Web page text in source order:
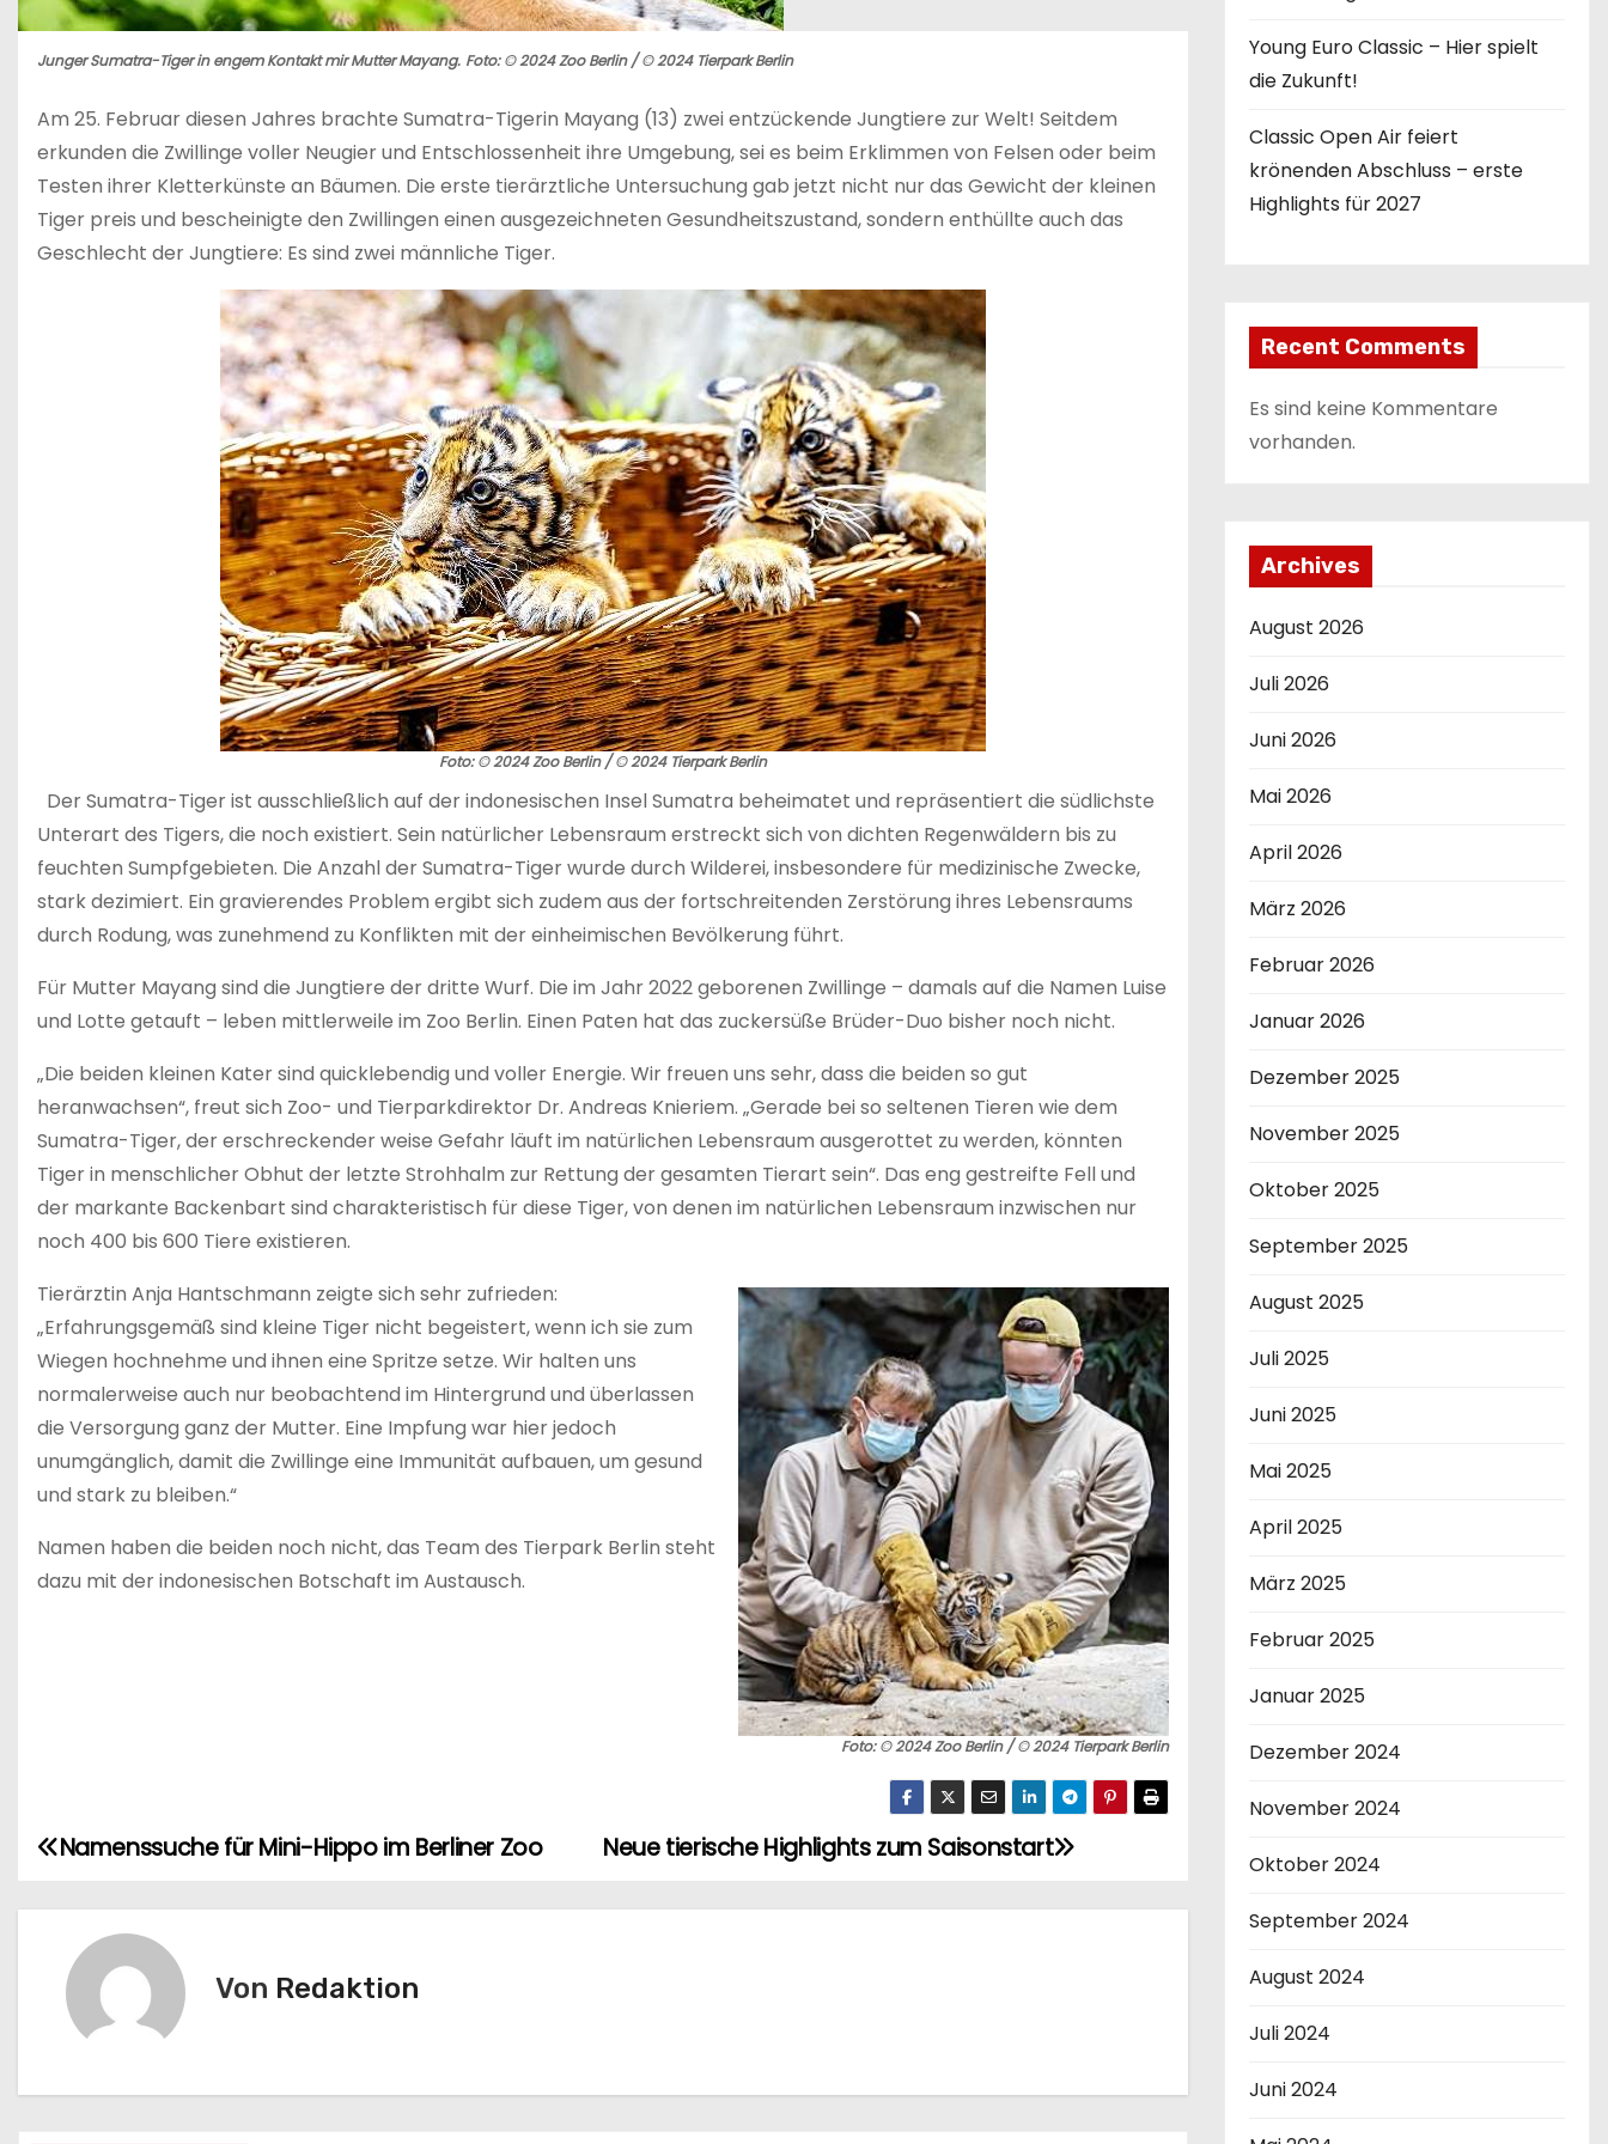
Junger Sumatra-Tiger in engem Kontakt mir Mutter Mayang. Foto: © 2024 Zoo Berlin / © 2024 Tierpark Berlin
Am 25. Februar diesen Jahres brachte Sumatra-Tigerin Mayang (13) zwei entzückende Jungtiere zur Welt! Seitdem
erkunden die Zwillinge voller Neugier und Entschlossenheit ihre Umgebung, sei es beim Erklimmen von Felsen oder beim
Testen ihrer Kletterkünste an Bäumen. Die erste tierärztliche Untersuchung gab jetzt nicht nur das Gewicht der kleinen
Tiger preis und bescheinigte den Zwillingen einen ausgezeichneten Gesundheitszustand, sondern enthüllte auch das
Geschlecht der Jungtiere: Es sind zwei männliche Tiger.
Foto: © 2024 Zoo Berlin / © 2024 Tierpark Berlin
Der Sumatra-Tiger ist ausschließlich auf der indonesischen Insel Sumatra beheimatet und repräsentiert die südlichste
Unterart des Tigers, die noch existiert. Sein natürlicher Lebensraum erstreckt sich von dichten Regenwäldern bis zu
feuchten Sumpfgebieten. Die Anzahl der Sumatra-Tiger wurde durch Wilderei, insbesondere für medizinische Zwecke,
stark dezimiert. Ein gravierendes Problem ergibt sich zudem aus der fortschreitenden Zerstörung ihres Lebensraums
durch Rodung, was zunehmend zu Konflikten mit der einheimischen Bevölkerung führt.
Für Mutter Mayang sind die Jungtiere der dritte Wurf. Die im Jahr 2022 geborenen Zwillinge – damals auf die Namen Luise
und Lotte getauft – leben mittlerweile im Zoo Berlin. Einen Paten hat das zuckersüße Brüder-Duo bisher noch nicht.
„Die beiden kleinen Kater sind quicklebendig und voller Energie. Wir freuen uns sehr, dass die beiden so gut
heranwachsen“, freut sich Zoo- und Tierparkdirektor Dr. Andreas Knieriem. „Gerade bei so seltenen Tieren wie dem
Sumatra-Tiger, der erschreckender weise Gefahr läuft im natürlichen Lebensraum ausgerottet zu werden, könnten
Tiger in menschlicher Obhut der letzte Strohhalm zur Rettung der gesamten Tierart sein“. Das eng gestreifte Fell und
der markante Backenbart sind charakteristisch für diese Tiger, von denen im natürlichen Lebensraum inzwischen nur
noch 400 bis 600 Tiere existieren.
Foto: © 2024 Zoo Berlin / © 2024 Tierpark Berlin
Tierärztin Anja Hantschmann zeigte sich sehr zufrieden:
„Erfahrungsgemäß sind kleine Tiger nicht begeistert, wenn ich sie zum
Wiegen hochnehme und ihnen eine Spritze setze. Wir halten uns
normalerweise auch nur beobachtend im Hintergrund und überlassen
die Versorgung ganz der Mutter. Eine Impfung war hier jedoch
unumgänglich, damit die Zwillinge eine Immunität aufbauen, um gesund
und stark zu bleiben.“
Namen haben die beiden noch nicht, das Team des Tierpark Berlin steht
dazu mit der indonesischen Botschaft im Austausch.
B
e
a
Neue tierische Highlights zum Saisonstart
Namenssuche für Mini-Hippo im Berliner Zoo
Von Redaktion
Young Euro Classic – Hier spielt
die Zukunft!
Classic Open Air feiert
krönenden Abschluss – erste
Highlights für 2027
Recent Comments
Es sind keine Kommentare
vorhanden.
Archives
August 2026
Juli 2026
Juni 2026
Mai 2026
April 2026
März 2026
Februar 2026
Januar 2026
Dezember 2025
November 2025
Oktober 2025
September 2025
August 2025
Juli 2025
Juni 2025
Mai 2025
April 2025
März 2025
Februar 2025
Januar 2025
Dezember 2024
November 2024
Oktober 2024
September 2024
August 2024
Juli 2024
Juni 2024